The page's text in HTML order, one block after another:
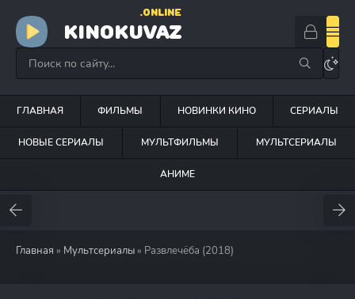
KINOKUVAZ
.ONLINE
ГЛАВНАЯ ФИЛЬМЫ НОВИНКИ КИНО СЕРИАЛЫ
НОВЫЕ СЕРИАЛЫ МУЛЬТФИЛЬМЫ МУЛЬТСЕРИАЛЫ
АНИМЕ
Главная » Мультсериалы » Развлечёба (2018)